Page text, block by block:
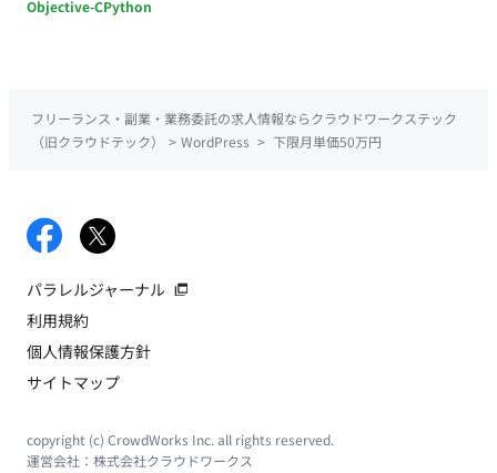
Objective-CPython
フリーランス・副業・業務委託の求人情報ならクラウドワークステック
（旧クラウドテック）
> WordPress > 下限月単価50万円
パラレルジャーナル
利用規約
個人情報保護方針
サイトマップ
copyright (c) CrowdWorks Inc. all rights reserved.
運営会社： 株式会社クラウドワークス